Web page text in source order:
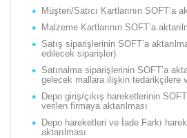
Müşteri/Satıcı Kartlarının SOFT’a
Malzeme Kartlarının SOFT’a
Satış siparişlerinin SOFT’a
edilecek siparişler)
Satınalma siparişlerinin SOFT’a
gelecek mallara ilişkin tedarikçilere
Depo giriş/çıkış hareketlerinin
verilen firmaya aktarılması
Depo hareketleri ve İade Farkı
aktarılması